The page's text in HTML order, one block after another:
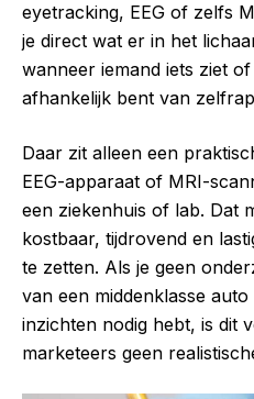
eyetracking, EEG of zelfs
je direct wat er in het
wanneer iemand iets ziet
afhankelijk bent van
Daar zit alleen een
EEG-apparaat of MRI-
een ziekenhuis of lab. Dat
kostbaar, tijdrovend en
te zetten. Als je geen
van een middenklasse
inzichten nodig hebt, is dit
marketeers geen